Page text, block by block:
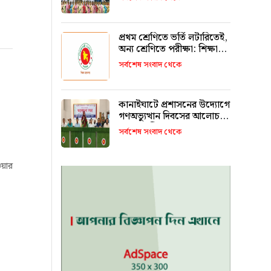
রাখবে : কয়েস লোদী
প্রথম শ্রেণিতে ভর্তি লটারিতেই,
অন্য শ্রেণিতে পরীক্ষা: শিক্ষা
মন্ত্রণালয়
সর্বশেষ সংবাদ থেকে
কানাইঘাটে প্রশাসনের উদ্যোগে
গণঅভ্যুত্থান দিবসের আলোচনা
সভা অনুষ্ঠিত
সর্বশেষ সংবাদ থেকে